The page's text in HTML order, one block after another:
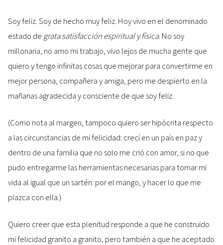
Soy feliz. Soy de hecho muy feliz. Hoy vivo en el denominado
estado de grata satisfacción espiritual y física. No soy
millonaria, no amo mi trabajo, vivo lejos de mucha gente que
quiero y tengo infinitas cosas que mejorar para convertirme en
mejor persona, compañera y amiga, pero me despierto en la
mañanas agradecida y consciente de que soy feliz.
(Como nota al margen, tampoco quiero ser hipócrita respecto
a las circunstancias de mi felicidad: crecí en un país en paz y
dentro de una familia que no solo me crió con amor, si no que
pudo entregarme las herramientas necesarias para tomar mi
vida al igual que un sartén: por el mango, y hacer lo que me
plazca con ella.)
Quiero creer que esta plenitud responde a que he construido
mi felicidad granito a granito, pero también a que he aceptado